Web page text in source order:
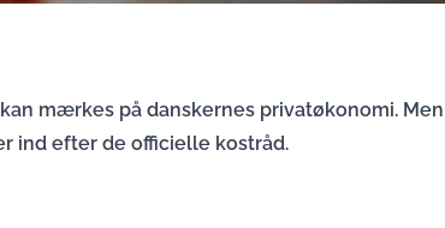
mærkes på danskernes privatøkonomi. Men
ind efter de officielle kostråd.